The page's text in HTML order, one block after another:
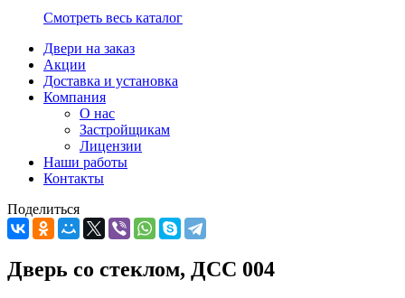
Смотреть весь каталог
Двери на заказ
Акции
Доставка и установка
Компания
О нас
Застройщикам
Лицензии
Наши работы
Контакты
Поделиться
Дверь со стеклом, ДСС 004